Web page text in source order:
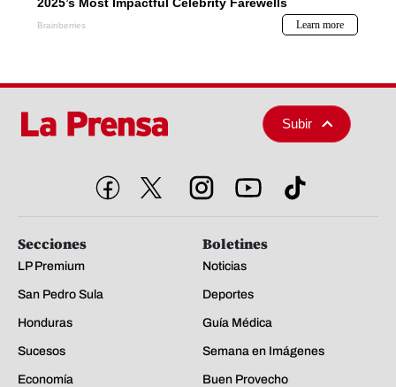
Subir
Secciones
LP Premium
San Pedro Sula
Honduras
Sucesos
Economía
Boletines
Noticias
Deportes
Guía Médica
Semana en Imágenes
Buen Provecho